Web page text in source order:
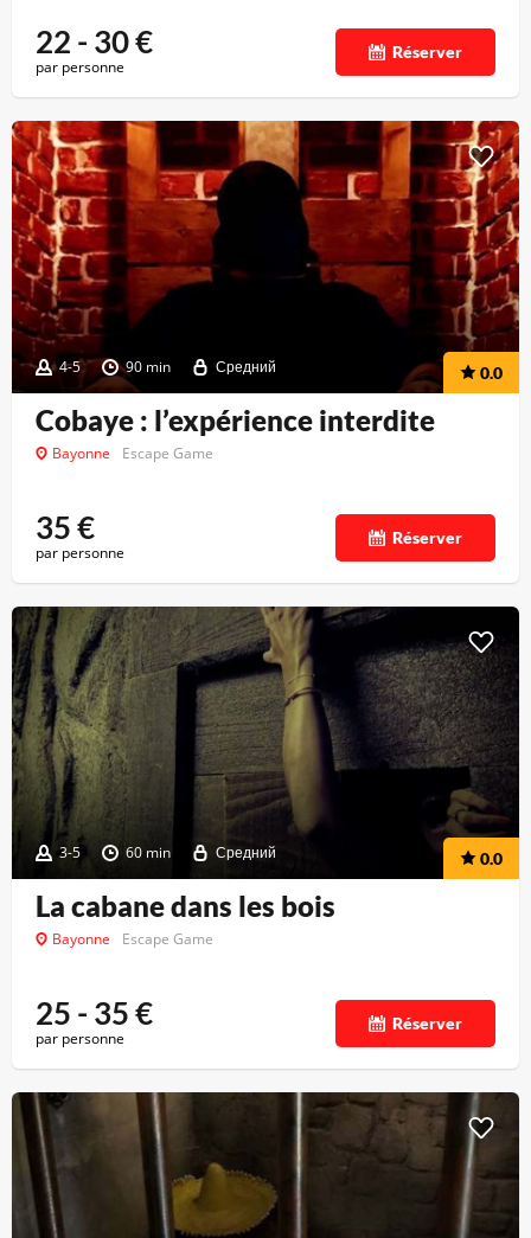
22 - 30€
par personne
Réserver
4-5 90 min Средний 0.0
Cobaye : l’expérience interdite
Bayonne Escape Game
35€
par personne
Réserver
3-5 60 min Средний 0.0
La cabane dans les bois
Bayonne Escape Game
25 - 35€
par personne
Réserver